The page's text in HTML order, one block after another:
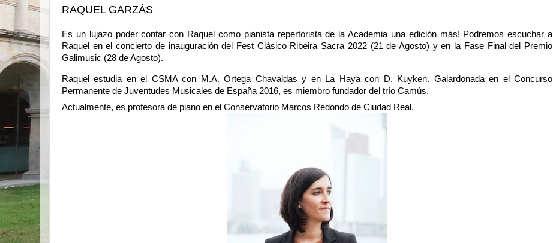
RAQUEL GARZÁS
Es un lujazo poder contar con Raquel como pianista repertorista de la Academia una edición más! Podremos escuchar a
Raquel en el concierto de inauguración del Fest Clásico Ribeira Sacra 2022 (21 de Agosto) y en la Fase Final del Premio
Galimusic (28 de Agosto).
Raquel estudia en el CSMA con M.A. Ortega Chavaldas y en La Haya con D. Kuyken. Galardonada en el Concurso
Permanente de Juventudes Musicales de España 2016, es miembro fundador del trío Camús.
Actualmente, es profesora de piano en el Conservatorio Marcos Redondo de Ciudad Real.